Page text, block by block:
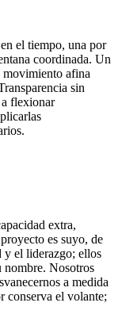
el tiempo, una por
coordinada. Un
movimiento afina
sin
flexionar
extra,
es suyo, de
y el liderazgo; ellos
nombre. Nosotros
a medida
conserva el volante;